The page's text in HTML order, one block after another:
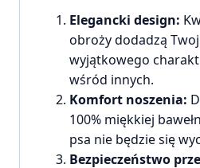
Elegancki design:
obroży dodadzą
wyjątkowego
wśród innych.
Komfort noszenia:
100% miękkiej
psa nie będzie się
Bezpieczeństwo